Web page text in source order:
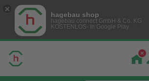
hagebau shop
hagebau connect GmbH & Co. KG
KOSTENLOS- In Google Play